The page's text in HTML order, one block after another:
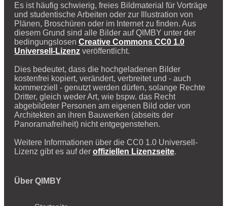
Es ist häufig schwierig, freies Bildmaterial für Vorträge
und studentische Arbeiten oder zur Illustration von
Plänen, Broschüren oder im Internet zu finden. Aus
diesem Grund sind alle Bilder auf QIMBY unter der
bedingungslosen Creative Commons CC0 1.0
Universell-Lizenz veröffentlicht.
Dies bedeutet, dass die hochgeladenen Bilder
kostenfrei kopiert, verändert, verbreitet und - auch
kommerziell - genutzt werden dürfen, solange Rechte
Dritter, gleich weder Art, wie bspw. das Recht
abgebildeter Personen am eigenen Bild oder von
Architekten an ihren Bauwerken (abseits der
Panoramafreiheit) nicht entgegenstehen.
Weitere Informationen über die CC0 1.0 Universell-
Lizenz gibt es auf der offiziellen Lizenzseite.
Über QIMBY